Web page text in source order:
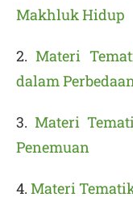
Makhluk Hidup
2.Materi
dalam
3. Materi
Penemuan
4. Materi